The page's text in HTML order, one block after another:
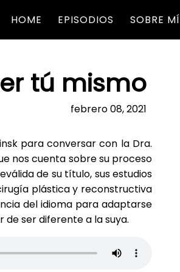
HOME EPISODIOS SOBRE MÍ
tú mismo
febrero 08, 2021
para conversar con la Dra.
nos cuenta sobre su proceso
de su título, sus estudios
plástica y reconstructiva
del idioma para adaptarse
ser diferente a la suya.